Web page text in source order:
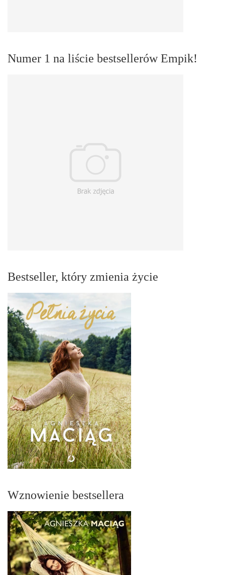
Numer 1 na liście bestsellerów Empik!
Bestseller, który zmienia życie
Wznowienie bestsellera